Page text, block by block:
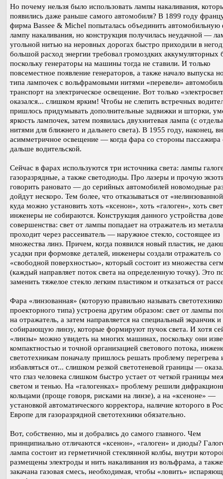
Но почему нельзя было использовать лампы накаливания,
появились даже раньше самого автомобиля? В 1899 году
фирма Bassee & Michel попыталась объединить автомобильную
лампу накаливания, но конструкция получилась неудачной —
угольной нитью на неровных дорогах быстро приходили в
большой расход энергии требовал громоздких аккумуляторных
поскольку генераторы на машины тогда не ставили. И только
повсеместное появление генераторов, а также начало выпуска
типа лампочек с вольфрамовыми нитями «перевели»
транспорт на электрическое освещение. Вот только
оказался... слишком ярким! Чтобы не слепить встречных
пришлось придумывать дополнительные задвижки и шторки,
яркость лампочек, затем появилась двухнитевая лампа (с
нитями для ближнего и дальнего света). В 1955 году, наконец,
асимметричное освещение — когда фара со стороны пассажира
дальше водительской.
Сейчас в фарах используются три источника света: лампы
газоразрядные, а также светодиоды. Про лазеры и прочую
говорить рановато — до серийных автомобилей новомодные
дойдут нескоро. Тем более, что отказываться от
куда можно установить хоть «ксенон», хоть «галоген», хоть
инженеры не собираются. Конструкция данного устройства
совершенства: свет от лампы попадает на отражатель из
проходит через рассеиватель — наружное стекло, состоящее из
множества линз. Причем, когда появился новый пластик, не
усадки при формовке деталей, инженеры создали отражатель со
«свободной поверхностью», который состоит из множества
(каждый направляет поток света на определенную точку). Это
заменить тяжелое стекло легким пластиком и отказаться от
Фара «линзованная» (которую правильно называть
проекторного типа) устроена другим образом: свет от лампы
на отражатель, а затем направляется на специальный экранчик и
собирающую линзу, которые формируют пучок света. И хотя
«линзы» можно увидеть на многих машинах, поскольку они
компактностью и точной организацией светового потока,
светотехникам поначалу пришлось решать проблему перегрева
избавляться от... слишком резкой светотеневой границы —
что глаз человека слишком быстро устает от четкой границы
светом и тенью. На «галогенках» проблему решили
кольцами (проще говоря, рисками на линзе), а на «ксеноне» —
установкой автоматического корректора, наличие которого в
Европе для газоразрядной светотехники обязательно.
Вот, собственно, мы и добрались до самого главного. Чем
принципиально отличаются «ксенон», «галоген» и диоды?
лампа состоит из герметичной стеклянной колбы, внутри
размещены электроды и нить накаливания из вольфрама, а также
закачана газовая смесь, необходимая, чтобы «ловить»